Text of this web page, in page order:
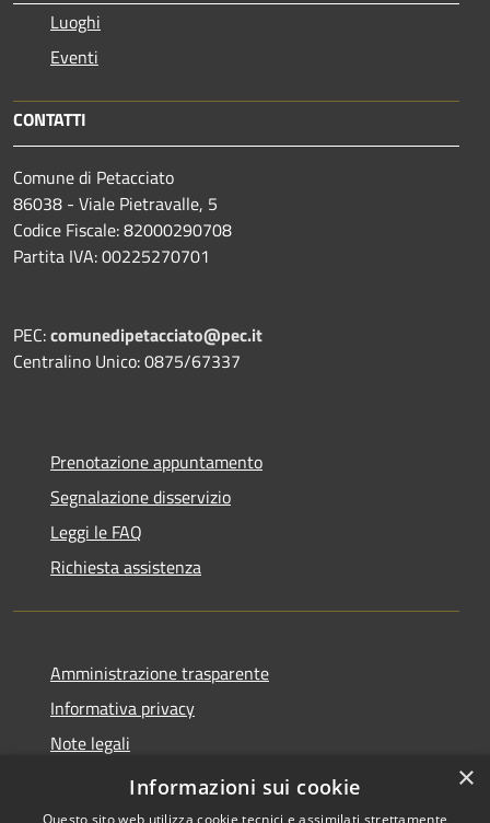
Luoghi
Eventi
CONTATTI
Comune di Petacciato
86038 - Viale Pietravalle, 5
Codice Fiscale: 82000290708
Partita IVA: 00225270701
PEC:comunedipetacciato@pec.it
Centralino Unico: 0875/67337
Prenotazione appuntamento
Segnalazione disservizio
Leggi le FAQ
Richiesta assistenza
Amministrazione trasparente
Informativa privacy
Note legali
Dichiarazione di accessibilità
×
Informazioni sui cookie
Questo sito web utilizza cookie tecnici e assimilati strettamente